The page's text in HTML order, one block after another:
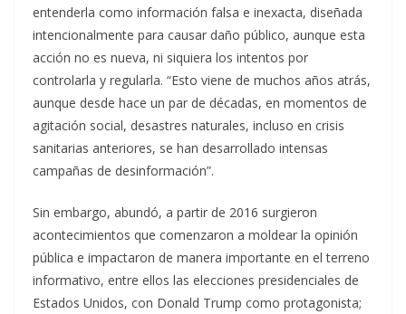
entenderla como información falsa e inexacta, diseñada
intencionalmente para causar daño público, aunque esta
acción no es nueva, ni siquiera los intentos por
controlarla y regularla. “Esto viene de muchos años atrás,
aunque desde hace un par de décadas, en momentos de
agitación social, desastres naturales, incluso en crisis
sanitarias anteriores, se han desarrollado intensas
campañas de desinformación”.
Sin embargo, abundó, a partir de 2016 surgieron
acontecimientos que comenzaron a moldear la opinión
pública e impactaron de manera importante en el terreno
informativo, entre ellos las elecciones presidenciales de
Estados Unidos, con Donald Trump como protagonista;